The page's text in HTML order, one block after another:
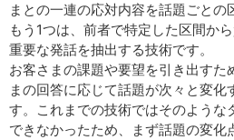
まとの一連の応対内容を話題ごとの
もう1つは、前者で特定した区間か
重要な発話を抽出する技術です。
お客さまの課題や要望を引き出すた
まの回答に応じて話題が次々と変化
す。これまでの技術ではそのような
できなかったため、まず話題の変化